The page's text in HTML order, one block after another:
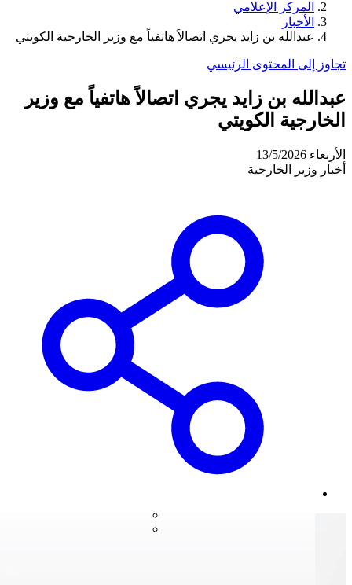
المركز الإعلامي
الأخبار
عبدالله بن زايد يجري اتصالاً هاتفياً مع وزير الخارجية الكويتي
تجاوز إلى المحتوى الرئيسي
عبدالله بن زايد يجري اتصالاً هاتفياً مع وزير
الخارجية الكويتي
الأربعاء 13/5/2026
أخبار وزير الخارجية